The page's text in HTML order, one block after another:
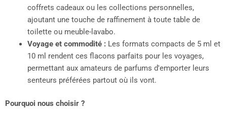
coffrets cadeaux ou les collections personnelles,
ajoutant une touche de raffinement à toute table de
toilette ou meuble-lavabo.
Voyage et commodité :Les formats compacts de 5 ml et
10 ml rendent ces flacons parfaits pour les voyages,
permettant aux amateurs de parfums d'emporter leurs
senteurs préférées partout où ils vont.
Pourquoi nous choisir ?